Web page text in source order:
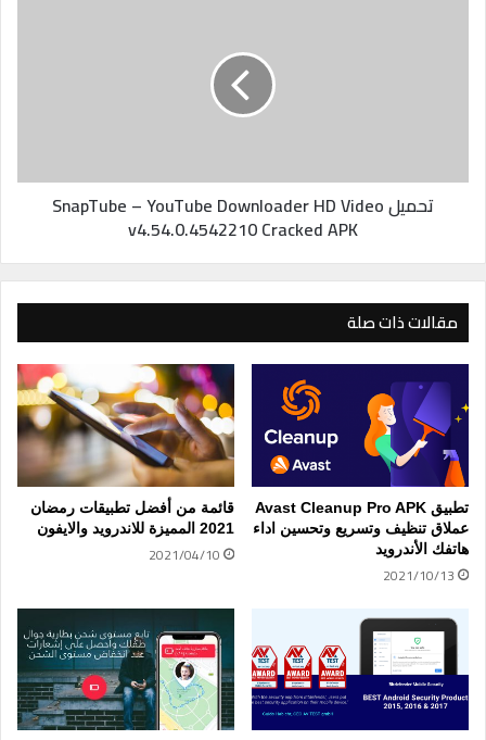
تحميل SnapTube – YouTube Downloader HD Video
v4.54.0.4542210 Cracked APK
مقالات ذات صلة
تطبيق Avast Cleanup Pro APK
عملاق تنظيف وتسريع وتحسين اداء
هاتفك الأندرويد
2021/10/13
قائمة من أفضل تطبيقات رمضان
2021 المميزة للاندرويد والايفون
2021/04/10